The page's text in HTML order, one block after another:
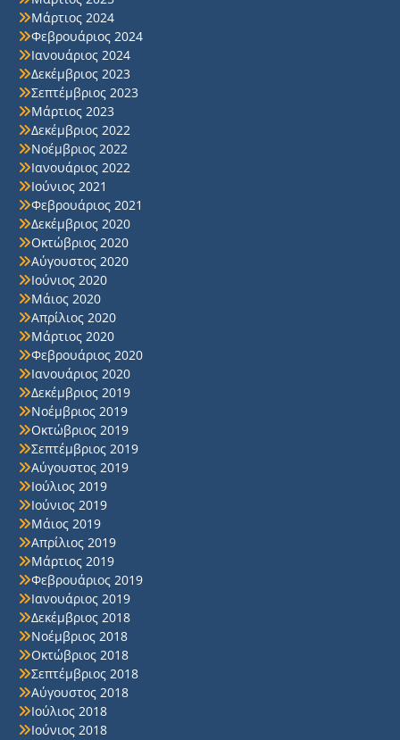
Μάρτιος 2024
Φεβρουάριος 2024
Ιανουάριος 2024
Δεκέμβριος 2023
Σεπτέμβριος 2023
Μάρτιος 2023
Δεκέμβριος 2022
Νοέμβριος 2022
Ιανουάριος 2022
Ιούνιος 2021
Φεβρουάριος 2021
Δεκέμβριος 2020
Οκτώβριος 2020
Αύγουστος 2020
Ιούνιος 2020
Μάιος 2020
Απρίλιος 2020
Μάρτιος 2020
Φεβρουάριος 2020
Ιανουάριος 2020
Δεκέμβριος 2019
Νοέμβριος 2019
Οκτώβριος 2019
Σεπτέμβριος 2019
Αύγουστος 2019
Ιούλιος 2019
Ιούνιος 2019
Μάιος 2019
Απρίλιος 2019
Μάρτιος 2019
Φεβρουάριος 2019
Ιανουάριος 2019
Δεκέμβριος 2018
Νοέμβριος 2018
Οκτώβριος 2018
Σεπτέμβριος 2018
Αύγουστος 2018
Ιούλιος 2018
Ιούνιος 2018